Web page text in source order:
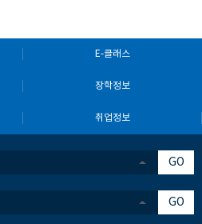
E-클래스
장학정보
취업정보
GO
GO